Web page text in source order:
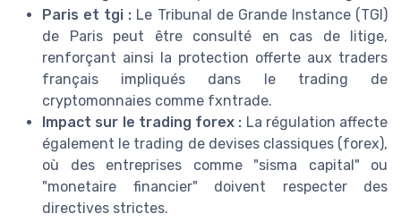
Paris et tgi : Le Tribunal de Grande Instance (TGI)
de Paris peut être consulté en cas de litige,
renforçant ainsi la protection offerte aux traders
français impliqués dans le trading de
cryptomonnaies comme fxntrade.
Impact sur le trading forex : La régulation affecte
également le trading de devises classiques (forex),
où des entreprises comme "sisma capital" ou
"monetaire financier" doivent respecter des
directives strictes.